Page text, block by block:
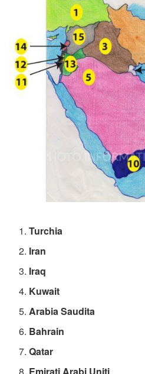
Turchia
Iran
Iraq
Kuwait
Arabia Saudita
Bahrain
Qatar